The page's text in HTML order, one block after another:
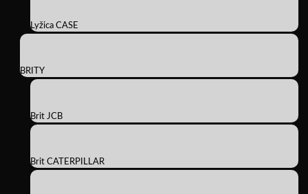
Lyžica CASE
BRITY
Brit JCB
Brit CATERPILLAR